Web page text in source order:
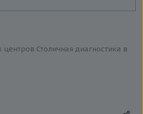
Столичная диагностика в